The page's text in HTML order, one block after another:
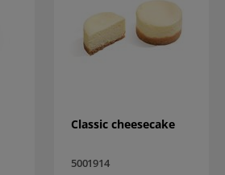
Classic cheesecake
5001914